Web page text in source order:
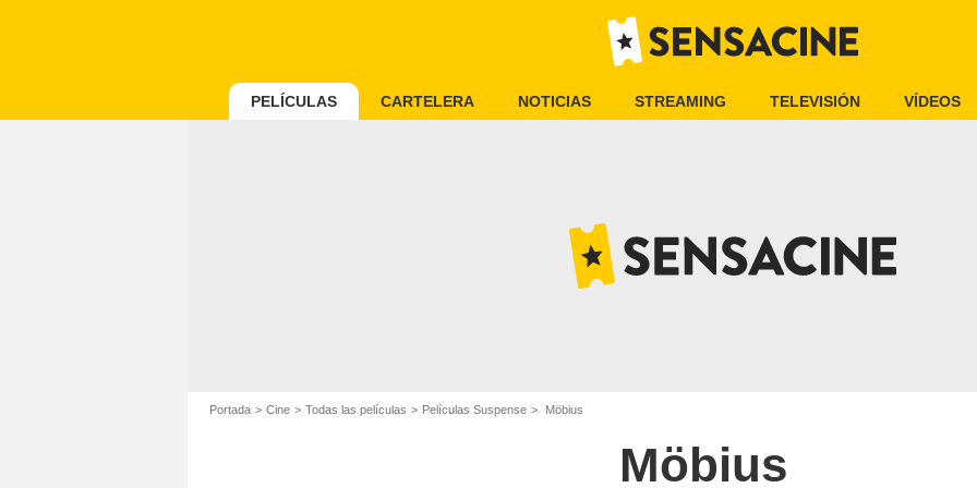
PELÍCULAS CARTELERA NOTICIAS STREAMING TELEVISIÓN VÍDEOS
Portada Cine Todas las películas Películas Suspense Möbius
Möbius